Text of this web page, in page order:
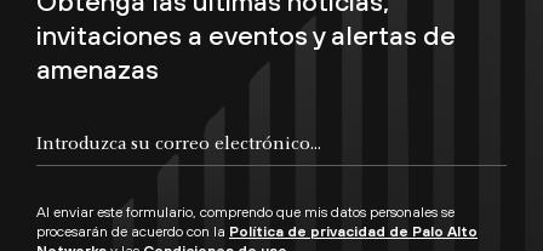
invitaciones a eventos y alertas de
amenazas
Al enviar este formulario, comprendo que mis datos personales se
procesarán de acuerdo con la Política de privacidad de Palo Alto